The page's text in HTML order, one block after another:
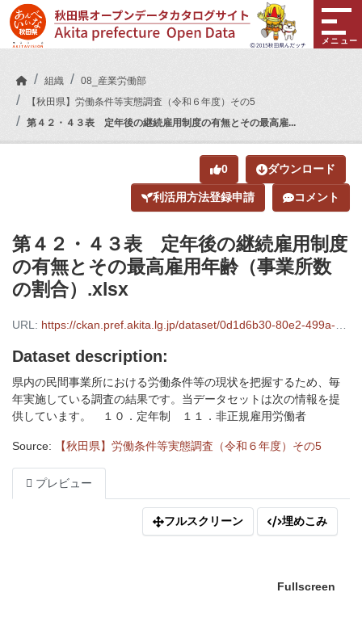
Skip to main content
メニュー
組織
08_産業労働部
【秋田県】労働条件等実態調査（令和６年度）その5
第４２・４３表 定年後の継続雇用制度の有無とその最高雇...
0 ダウンロード
利活用方法登録申請 コメント
第４２・４３表 定年後の継続雇用制度
の有無とその最高雇用年齢（事業所数
の割合）.xlsx
URL: https://ckan.pref.akita.lg.jp/dataset/0d1d6b30-80e2-499a-a2eb-cab346886574/resource/6e62a382-c43f-4b61-88b2-a967d60656ca/download/.xlsx
Dataset description:
県内の民間事業所における労働条件等の現状を把握するため、毎
年実施している調査の結果です。当データセットは次の情報を提
供しています。 １０．定年制 １１．非正規雇用労働者
Source: 【秋田県】労働条件等実態調査（令和６年度）その5
プレビュー
フルスクリーン 埋めこみ
Fullscreen